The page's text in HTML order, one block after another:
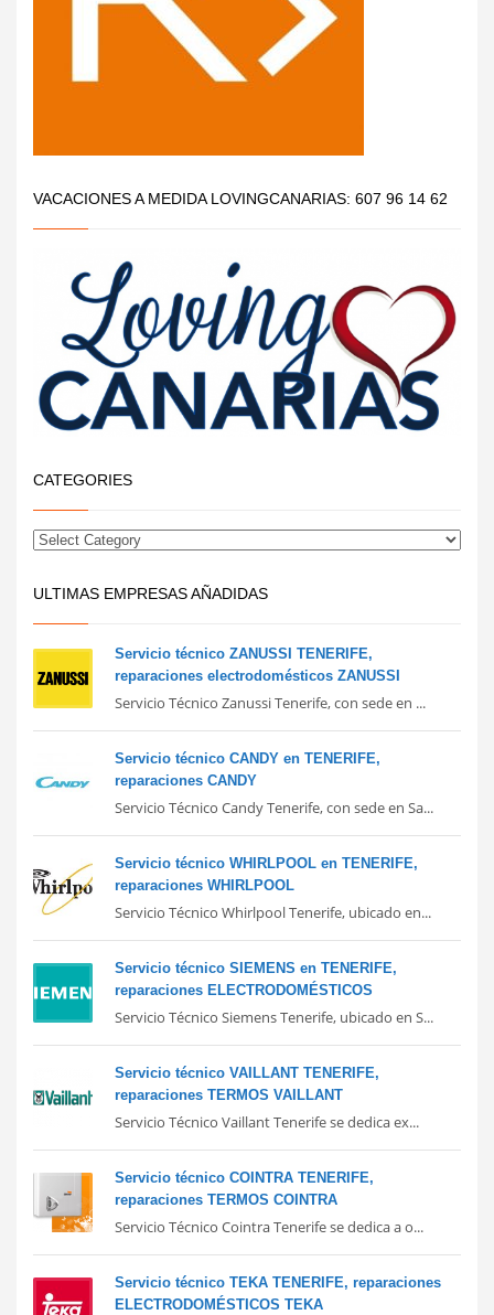
VACACIONES A MEDIDA LOVINGCANARIAS: 607 96 14 62
CATEGORIES
ULTIMAS EMPRESAS AÑADIDAS
Servicio técnico ZANUSSI TENERIFE,
reparaciones electrodomésticos ZANUSSI
Servicio Técnico Zanussi Tenerife, con sede en ...
Servicio técnico CANDY en TENERIFE,
reparaciones CANDY
Servicio Técnico Candy Tenerife, con sede en Sa...
Servicio técnico WHIRLPOOL en TENERIFE,
reparaciones WHIRLPOOL
Servicio Técnico Whirlpool Tenerife, ubicado en...
Servicio técnico SIEMENS en TENERIFE,
reparaciones ELECTRODOMÉSTICOS
Servicio Técnico Siemens Tenerife, ubicado en S...
Servicio técnico VAILLANT TENERIFE,
reparaciones TERMOS VAILLANT
Servicio Técnico Vaillant Tenerife se dedica ex...
Servicio técnico COINTRA TENERIFE,
reparaciones TERMOS COINTRA
Servicio Técnico Cointra Tenerife se dedica a o...
Servicio técnico TEKA TENERIFE, reparaciones
ELECTRODOMÉSTICOS TEKA